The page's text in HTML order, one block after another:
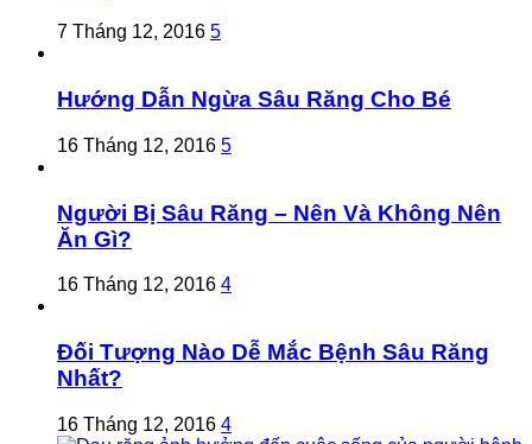
7 Tháng 12, 2016 5
Hướng Dẫn Ngừa Sâu Răng Cho Bé
16 Tháng 12, 2016 5
Người Bị Sâu Răng – Nên Và Không Nên
Ăn Gì?
16 Tháng 12, 2016 4
Đối Tượng Nào Dễ Mắc Bệnh Sâu Răng
Nhất?
16 Tháng 12, 2016 4